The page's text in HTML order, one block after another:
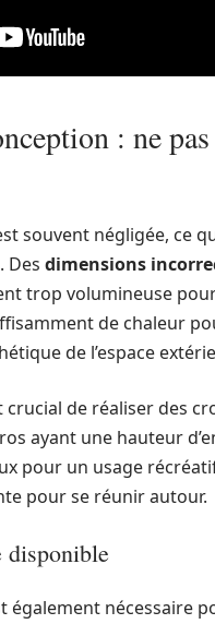
: ne
souvent négligée, ce
Des dimensions
trop volumineuse
de chaleur
de l’espace
crucial de réaliser des
ayant une hauteur
pour un usage
pour se réunir autour.
disponible
également nécessaire